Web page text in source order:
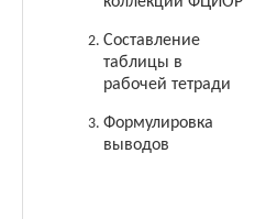
Составление
таблицы в
рабочей тетради
Формулировка
выводов